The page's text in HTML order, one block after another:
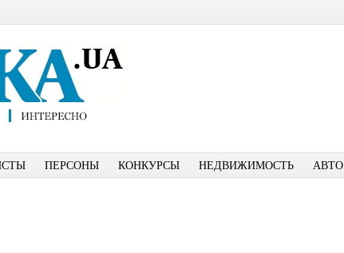
ПЕРСОНЫ КОНКУРСЫ НЕДВИЖИМОСТЬ АВТО